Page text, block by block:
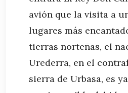
avión que la visita a
lugares más
tierras norteñas, el
Urederra, en el
sierra de Urbasa, es